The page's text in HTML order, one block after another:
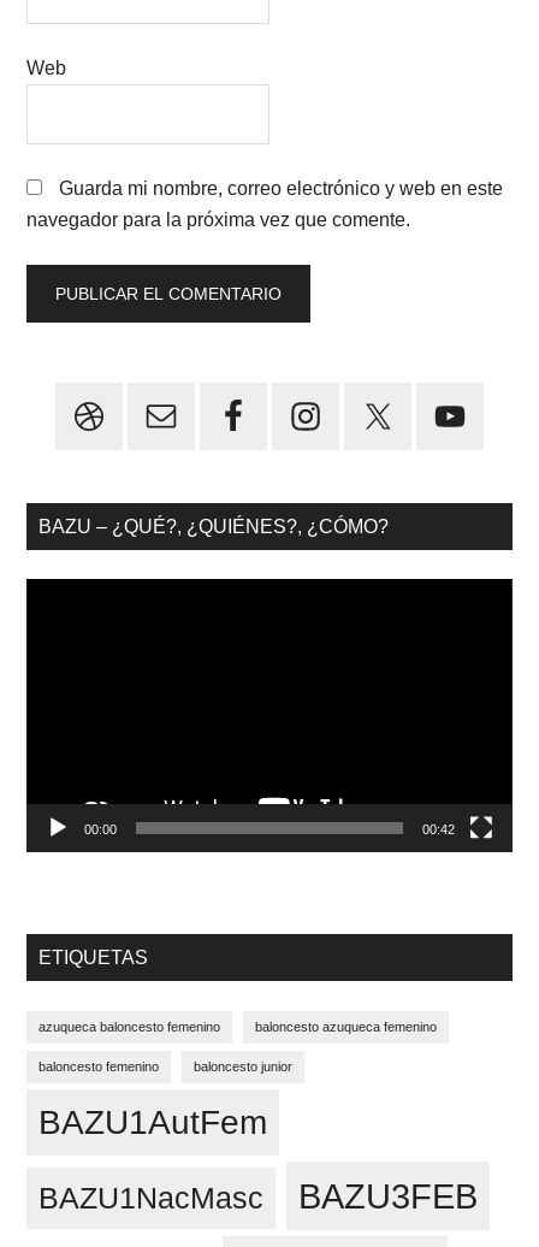
Web
Guarda mi nombre, correo electrónico y web en este
navegador para la próxima vez que comente.
Primary
BAZU – ¿QUÉ?, ¿QUIÉNES?, ¿CÓMO?
00:00 00:42
ETIQUETAS
azuqueca baloncesto femenino baloncesto azuqueca femenino
baloncesto femenino baloncesto junior
BAZU1AutFem
BAZU1NacMasc BAZU3FEB